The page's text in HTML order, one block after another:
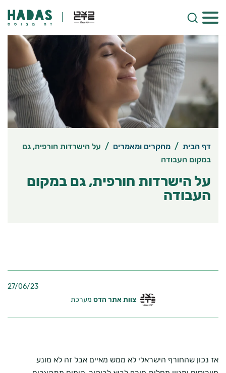
דף הבית / מחקרים ומאמרים / על הישרדות חורפית, גם
במקום העבודה
על הישרדות חורפית, גם במקום
העבודה
צוות אתר הדס מערכת
27/06/23
אז נכון שהחורף הישראלי לא ממש מאיים אבל זה לא מונע